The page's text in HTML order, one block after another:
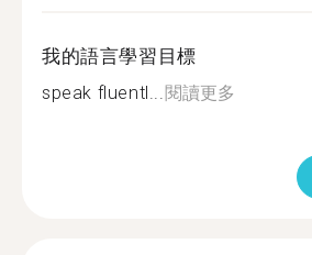
我的語言學習目標
speak fluentl... 閱讀更多